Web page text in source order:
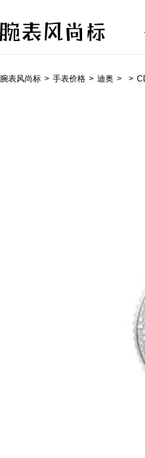
腕表风尚标 手表价格 迪奥